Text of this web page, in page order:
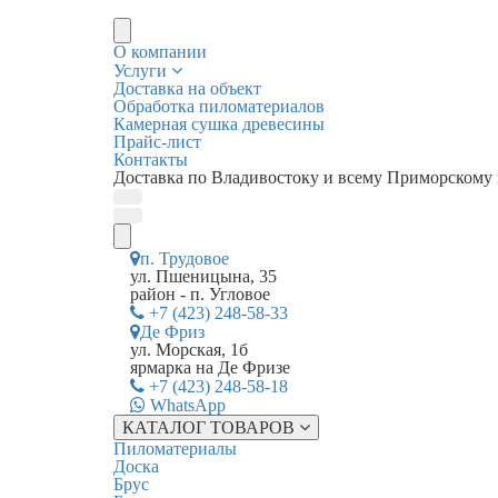
О компании
Услуги
Доставка на объект
Обработка пиломатериалов
Камерная сушка древесины
Прайс-лист
Контакты
Доставка по Владивостоку и всему
п. Трудовое
ул. Пшеницына, 35
район - п. Угловое
+7 (423) 248-58-33
Де Фриз
ул. Морская, 1б
ярмарка на Де Фризе
+7 (423) 248-58-18
WhatsApp
КАТАЛОГ ТОВАРОВ
Пиломатериалы
Доска
Брус